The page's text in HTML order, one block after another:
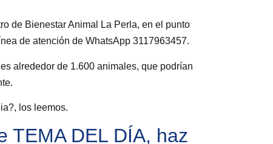
de Bienestar Animal La Perla, en el punto
de atención de WhatsApp 3117963457.
alrededor de 1.600 animales, que podrían
los leemos.
TEMA DEL DÍA, haz